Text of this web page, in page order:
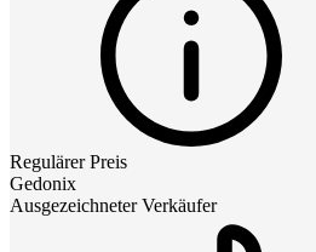
Regulärer Preis
Gedonix
Ausgezeichneter Verkäufer